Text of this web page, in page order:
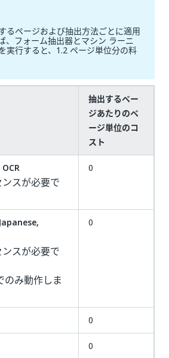
るページおよび抽出方法ごとに適用
、フォーム抽出器とマシン ラーニ
実行すると、1.2 ページ単位分の料
抽出するペー
ジあたりのペ
ージ単位のコ
スト
スが必要で
0
スが必要で
のみ動作しま
0
0
0